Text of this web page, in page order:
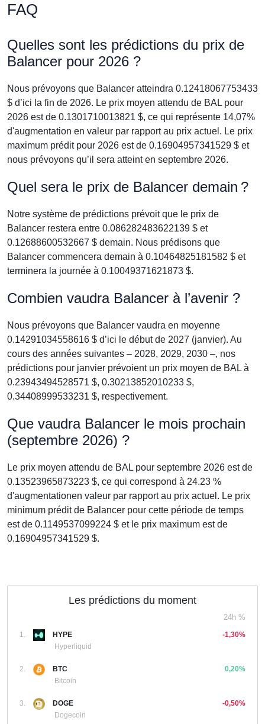
FAQ
Quelles sont les prédictions du prix de
Balancer pour 2026 ?
Nous prévoyons que Balancer atteindra 0.12418067753433
$ d’ici la fin de 2026. Le prix moyen attendu de BAL pour
2026 est de 0.1301710013821 $, ce qui représente 14,07%
d'augmentation en valeur par rapport au prix actuel. Le prix
maximum prédit pour 2026 est de 0.16904957341529 $ et
nous prévoyons qu’il sera atteint en septembre 2026.
Quel sera le prix de Balancer demain ?
Notre système de prédictions prévoit que le prix de
Balancer restera entre 0.086282483622139 $ et
0.12688600532667 $ demain. Nous prédisons que
Balancer commencera demain à 0.10464825181582 $ et
terminera la journée à 0.10049371621873 $.
Combien vaudra Balancer à l’avenir ?
Nous prévoyons que Balancer vaudra en moyenne
0.14291034558616 $ d’ici le début de 2027 (janvier). Au
cours des années suivantes – 2028, 2029, 2030 –, nos
prédictions pour janvier prévoient un prix moyen de BAL à
0.23943494528571 $, 0.30213852010233 $,
0.34408999533231 $, respectivement.
Que vaudra Balancer le mois prochain
(septembre 2026) ?
Le prix moyen attendu de BAL pour septembre 2026 est de
0.13523965873223 $, ce qui correspond à 24.23 %
d'augmentationen valeur par rapport au prix actuel. Le prix
minimum prédit de Balancer pour cette période de temps
est de 0.1149537099224 $ et le prix maximum est de
0.16904957341529 $.
Les prédictions du moment
24h %
1.
HYPE
Hyperliquid
-1,30%
2.
BTC
Bitcoin
0,20%
3.
DOGE
Dogecoin
-0,50%